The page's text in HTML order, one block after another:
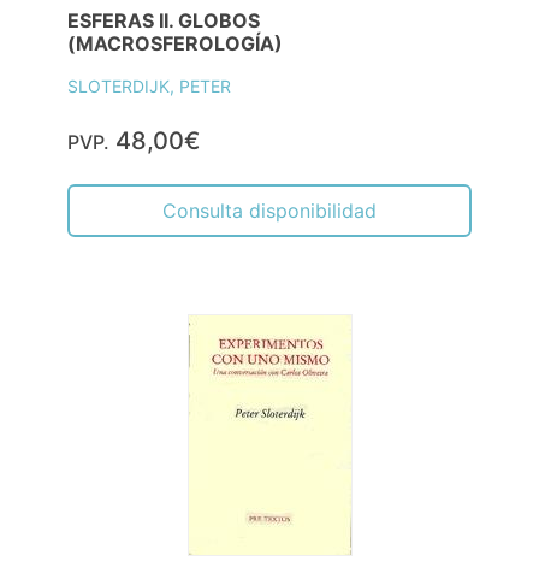
ESFERAS II. GLOBOS
(MACROSFEROLOGÍA)
SLOTERDIJK, PETER
PVP. 48,00€
Consulta disponibilidad